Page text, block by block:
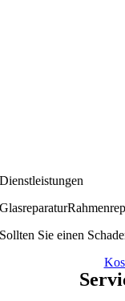
Dienstleistungen
Glasreparatur
Sollten Sie einen